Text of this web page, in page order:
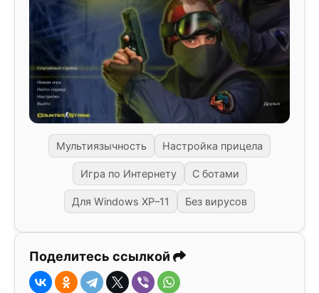
Мультиязычность Настройка прицела
Игра по Интернету С ботами
Для Windows XP–11 Без вирусов
Поделитесь ссылкой